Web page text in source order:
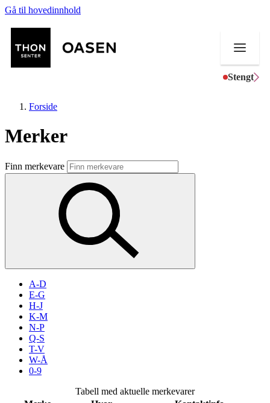
Gå til hovedinnhold
Stengt
Butikker
Mat og drikke
Aktiviteter
Inspirasjon
Søk
Forside
Merker
Finn merkevare
A-D
E-G
H-J
K-M
N-P
Q-S
T-V
W-Å
0-9
Tabell med aktuelle merkevarer